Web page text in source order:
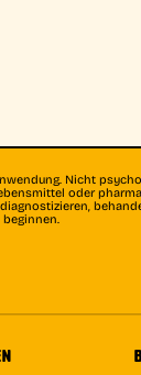
Nicht
oder
beginnen.